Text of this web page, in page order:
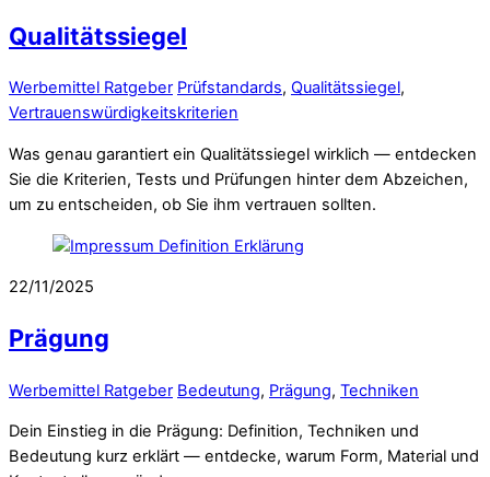
Qualitätssiegel
Werbemittel Ratgeber Prüfstandards, Qualitätssiegel,
Vertrauenswürdigkeitskriterien
Was genau garantiert ein Qualitätssiegel wirklich — entdecken
Sie die Kriterien, Tests und Prüfungen hinter dem Abzeichen,
um zu entscheiden, ob Sie ihm vertrauen sollten.
22/11/2025
Prägung
Werbemittel Ratgeber Bedeutung, Prägung, Techniken
Dein Einstieg in die Prägung: Definition, Techniken und
Bedeutung kurz erklärt — entdecke, warum Form, Material und